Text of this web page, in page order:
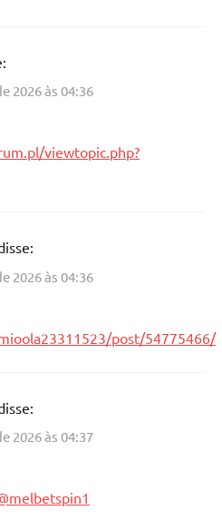
2026 às 04:36
viewtopic.php?
2026 às 04:36
post/54775466/
2026 às 04:37